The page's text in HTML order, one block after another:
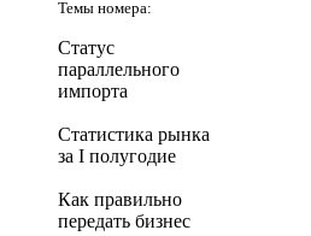
Темы номера:
Статус
параллельного
импорта
Статистика рынка
за I полугодие
Как правильно
передать бизнес